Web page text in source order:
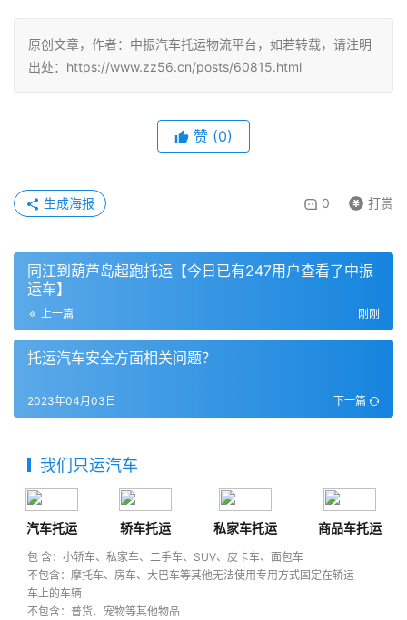
原创文章，作者：中振汽车托运物流平台，如若转载，请注明
出处：https://www.zz56.cn/posts/60815.html
赞 (0)
0 打赏
生成海报
同江到葫芦岛超跑托运【今日已有247用户查看了中振
运车】
上一篇 刚刚
托运汽车安全方面相关问题？
下一篇
2023年04月03日
我们只运汽车
汽车托运 轿车托运 私家车托运 商品车托运
包 含：小轿车、私家车、二手车、SUV、皮卡车、面包车
不包含：摩托车、房车、大巴车等其他无法使用专用方式固定在轿运
车上的车辆
不包含：普货、宠物等其他物品